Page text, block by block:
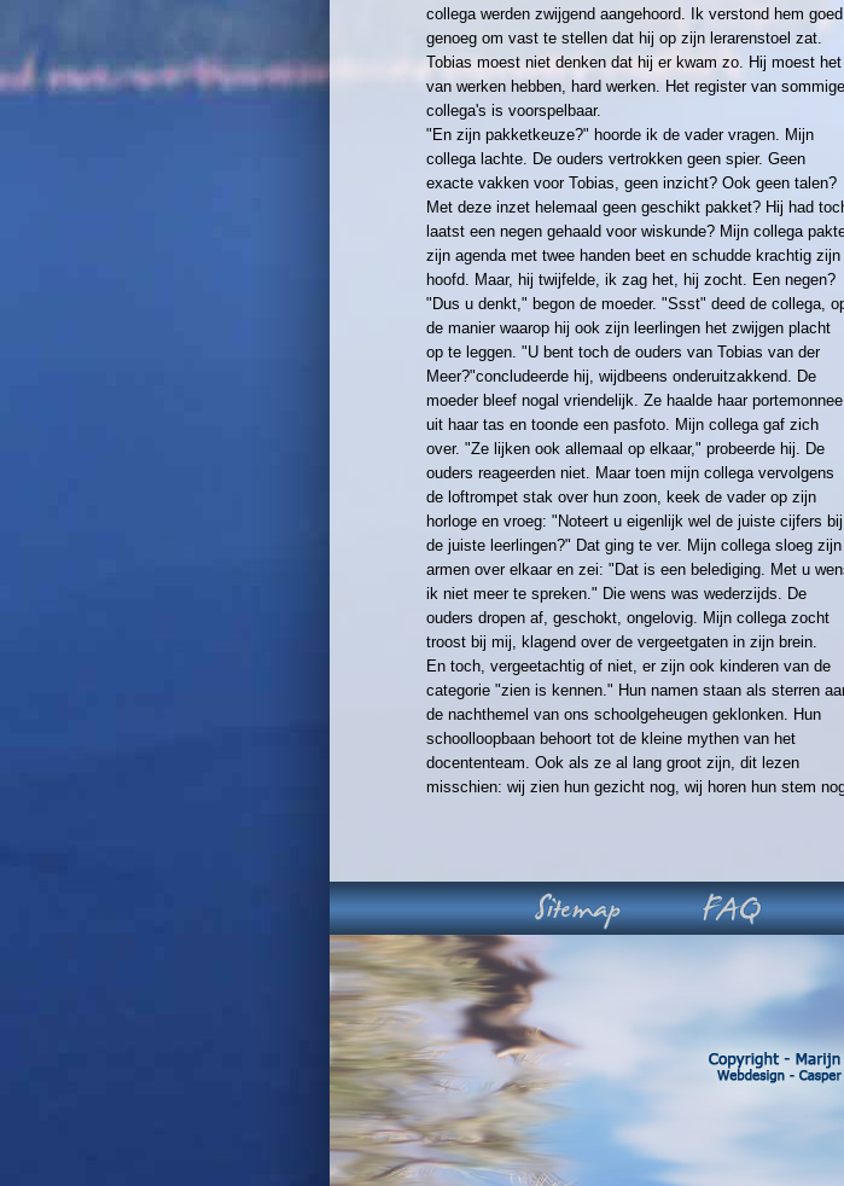
collega werden zwijgend aangehoord. Ik verstond hem goed
genoeg om vast te stellen dat hij op zijn lerarenstoel zat.
Tobias moest niet denken dat hij er kwam zo. Hij moest het
van werken hebben, hard werken. Het register van sommige
collega's is voorspelbaar.
"En zijn pakketkeuze?" hoorde ik de vader vragen. Mijn
collega lachte. De ouders vertrokken geen spier. Geen
exacte vakken voor Tobias, geen inzicht? Ook geen talen?
Met deze inzet helemaal geen geschikt pakket? Hij had
laatst een negen gehaald voor wiskunde? Mijn collega
zijn agenda met twee handen beet en schudde krachtig zijn
hoofd. Maar, hij twijfelde, ik zag het, hij zocht. Een negen?
"Dus u denkt," begon de moeder. "Ssst" deed de collega,
de manier waarop hij ook zijn leerlingen het zwijgen placht
op te leggen. "U bent toch de ouders van Tobias van der
Meer?"concludeerde hij, wijdbeens onderuitzakkend. De
moeder bleef nogal vriendelijk. Ze haalde haar portemonnee
uit haar tas en toonde een pasfoto. Mijn collega gaf zich
over. "Ze lijken ook allemaal op elkaar," probeerde hij. De
ouders reageerden niet. Maar toen mijn collega vervolgens
de loftrompet stak over hun zoon, keek de vader op zijn
horloge en vroeg: "Noteert u eigenlijk wel de juiste cijfers bij
de juiste leerlingen?" Dat ging te ver. Mijn collega sloeg zijn
armen over elkaar en zei: "Dat is een belediging. Met u
ik niet meer te spreken." Die wens was wederzijds. De
ouders dropen af, geschokt, ongelovig. Mijn collega zocht
troost bij mij, klagend over de vergeetgaten in zijn brein.
En toch, vergeetachtig of niet, er zijn ook kinderen van de
categorie "zien is kennen." Hun namen staan als sterren
de nachthemel van ons schoolgeheugen geklonken. Hun
schoolloopbaan behoort tot de kleine mythen van het
docententeam. Ook als ze al lang groot zijn, dit lezen
misschien: wij zien hun gezicht nog, wij horen hun stem